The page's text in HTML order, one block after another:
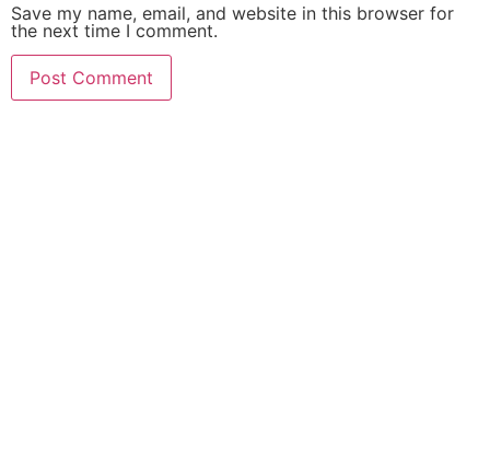
Save my name, email, and website in this browser for
the next time I comment.